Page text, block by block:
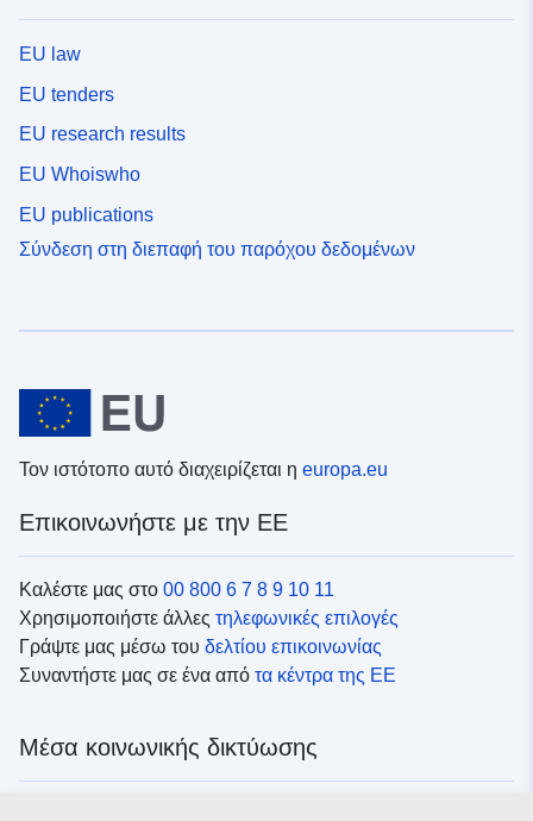
EU law
EU tenders
EU research results
EU Whoiswho
EU publications
Σύνδεση στη διεπαφή του παρόχου δεδομένων
Τον ιστότοπο αυτό διαχειρίζεται η europa.eu
Επικοινωνήστε με την ΕΕ
Καλέστε μας στο 00 800 6 7 8 9 10 11
Χρησιμοποιήστε άλλες τηλεφωνικές επιλογές
Γράψτε μας μέσω του δελτίου επικοινωνίας
Συναντήστε μας σε ένα από τα κέντρα της ΕΕ
Μέσα κοινωνικής δικτύωσης